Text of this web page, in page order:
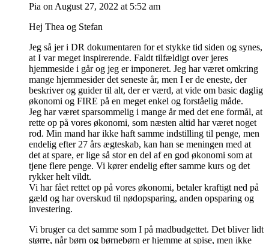
Pia on August 27, 2022 at 5:52 am
Hej Thea og Stefan
Jeg så jer i DR dokumentaren for et stykke tid siden og synes,
at I var meget inspirerende. Faldt tilfældigt over jeres
hjemmeside i går og jeg er imponeret. Jeg har været omkring
mange hjemmesider det seneste år, men I er de eneste, der
beskriver og guider til alt, der er værd, at vide om basic daglig
økonomi og FIRE på en meget enkel og forståelig måde.
Jeg har været sparsommelig i mange år med det ene formål, at
rette op på vores økonomi, som næsten altid har været noget
rod. Min mand har ikke haft samme indstilling til penge, men
endelig efter 27 års ægteskab, kan han se meningen med at
det at spare, er lige så stor en del af en god økonomi som at
tjene flere penge. Vi kører endelig efter samme kurs og det
rykker helt vildt.
Vi har fået rettet op på vores økonomi, betaler kraftigt ned på
gæld og har overskud til nødopsparing, anden opsparing og
investering.
Vi bruger ca det samme som I på madbudgettet. Det bliver lidt
større, når børn og børnebørn er hjemme at spise, men ikke